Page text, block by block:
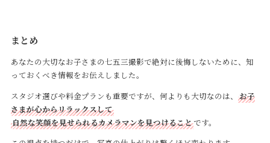
まとめ
あなたの大切なお子さまの七五三撮影で絶対に後悔しないために、知
っておくべき情報をお伝えしました。
スタジオ選びや料金プランも重要ですが、何よりも大切なのは、
お子
さまが心からリラックスして
自然な笑顔を見せられるカメラマンを見つけることです。